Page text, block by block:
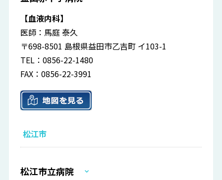
【血液内科】
医師：馬庭 泰久
〒698-8501 島根県益田市乙吉町 イ103-1
TEL：0856-22-1480
FAX：0856-22-3991
松江市
松江市立病院